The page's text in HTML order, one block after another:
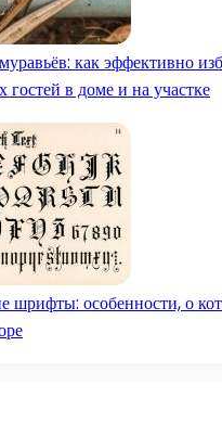
как эффективно
гостей в доме и на участке
шрифты: особенности, о